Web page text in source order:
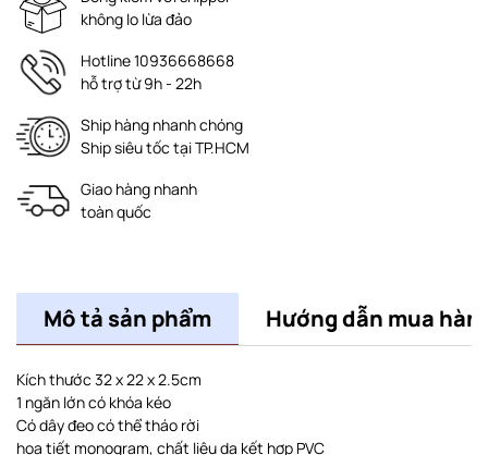
không lo lừa đảo
Hotline 10936668668
hỗ trợ từ 9h - 22h
Ship hàng nhanh chóng
Ship siêu tốc tại TP.HCM
Giao hàng nhanh
toàn quốc
Mô tả sản phẩm Hướng dẫn mua
Kích thước 32 x 22 x 2.5cm
1 ngăn lớn có khóa kéo
Có dây đeo có thể tháo rời
họa tiết monogram, chất liệu da kết hợp PVC